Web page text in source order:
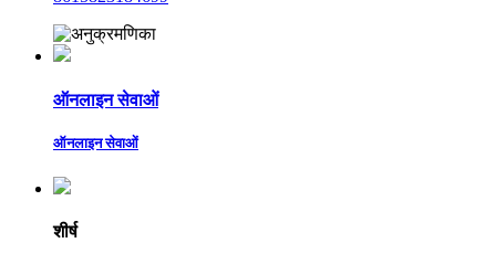
ऑनलाइन सेवाओं
ऑनलाइन सेवाओं
शीर्ष